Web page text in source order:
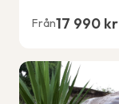
Från17 990 kr